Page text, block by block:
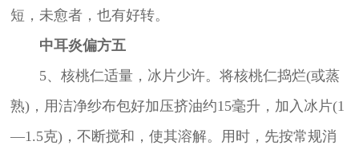
短，未愈者，也有好转。
中耳炎偏方五
5、核桃仁适量，冰片少许。将核桃仁捣烂(或蒸
熟)，用洁净纱布包好加压挤油约15毫升，加入冰片(1
—1.5克)，不断搅和，使其溶解。用时，先按常规消